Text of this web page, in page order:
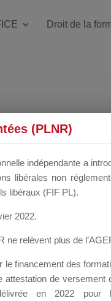
Droit de la
Mallette du
(PLNR)
indépendante a
libérales non
libéraux (FIF PL).
2022.
ne relèvent plus de
le financement des
attestation de versement
en 2022 pour